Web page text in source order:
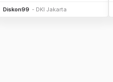
Diskon99 DKI Jakarta